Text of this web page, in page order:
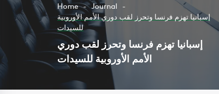
Home
Journal
إسبانيا تهزم فرنسا وتحرز لقب دوري الأمم الأوروبية
للسيدات
إسبانيا تهزم فرنسا وتحرز لقب دوري
الأمم الأوروبية للسيدات